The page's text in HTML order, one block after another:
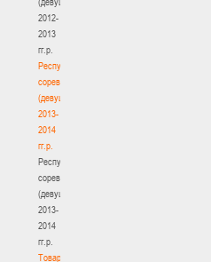
2012-
2013
гг.р.
Республиканские
соревнования
(девушки)
2013-
2014
гг.р.
Республиканские
соревнования
(девушки)
2013-
2014
гг.р.
Товарищеские